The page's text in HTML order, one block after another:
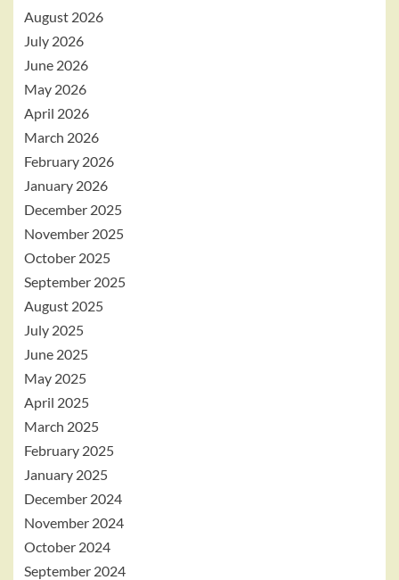
August 2026
July 2026
June 2026
May 2026
April 2026
March 2026
February 2026
January 2026
December 2025
November 2025
October 2025
September 2025
August 2025
July 2025
June 2025
May 2025
April 2025
March 2025
February 2025
January 2025
December 2024
November 2024
October 2024
September 2024